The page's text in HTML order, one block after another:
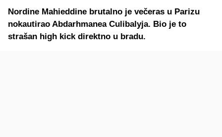
Nordine Mahieddine brutalno je večeras u Parizu
nokautirao Abdarhmanea Culibalyja. Bio je to
strašan high kick direktno u bradu.